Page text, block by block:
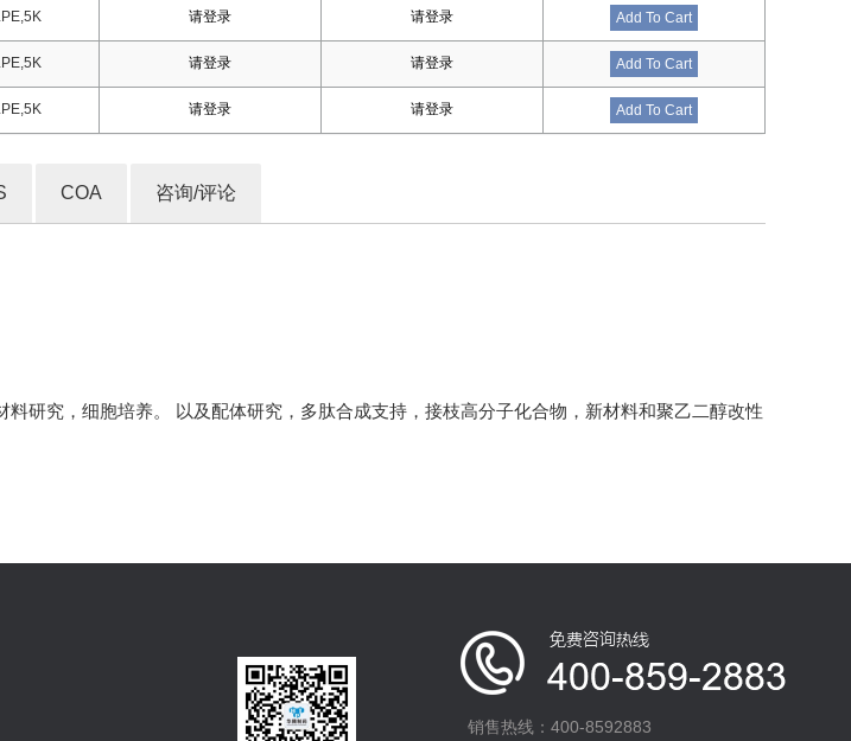
请登录 请登录 Add To Cart
请登录 请登录 Add To Cart
请登录 请登录 Add To Cart
COA 咨询/评论
研究，细胞培养。 以及配体研究，多肽合成支持，接枝高分子化合物，新材料和聚乙二醇改性
销售热线：400-8592883